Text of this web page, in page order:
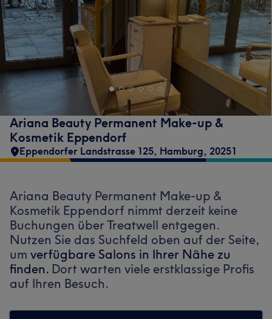
Ariana Beauty Permanent Make-up &
Kosmetik Eppendorf
Eppendorfer Landstrasse 125, Hamburg, 20251
Ariana Beauty Permanent Make-up &
Kosmetik Eppendorf nimmt derzeit keine
Buchungen über Treatwell entgegen.
Nutzen Sie das Suchfeld oben auf der Seite,
um verfügbare Salons in Ihrer Nähe zu
finden. Dort warten viele erstklassige Profis
auf Ihren Besuch.